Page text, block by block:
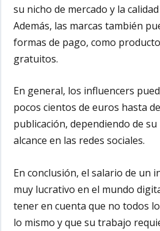
su nicho de mercado y la
Además, las marcas también
formas de pago, como
gratuitos.
En general, los influencers
pocos cientos de euros hasta
publicación, dependiendo de
alcance en las redes sociales.
En conclusión, el salario de un
muy lucrativo en el mundo
tener en cuenta que no todos
lo mismo y que su trabajo